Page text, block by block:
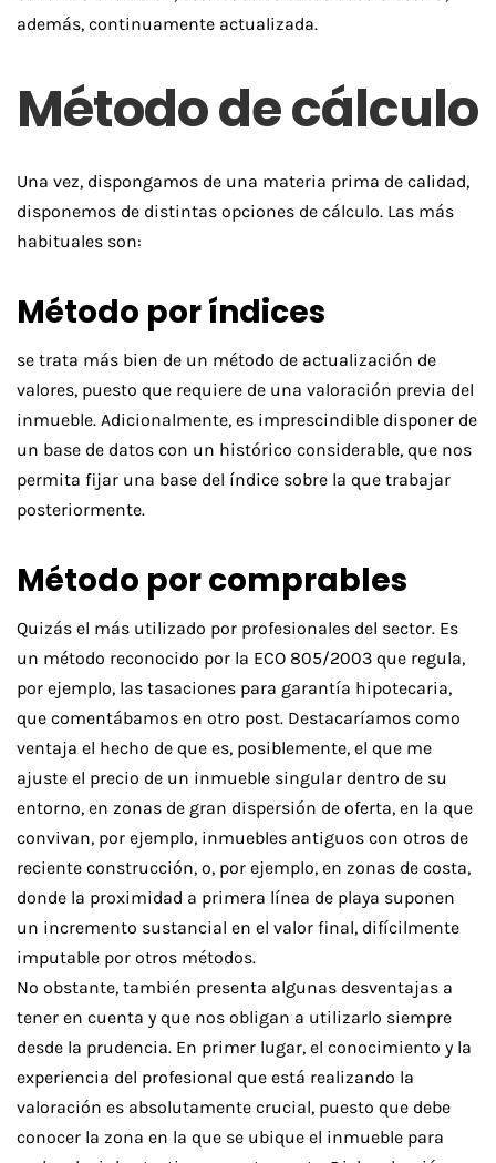
además, continuamente actualizada.
Método de cálculo
Una vez, dispongamos de una materia prima de calidad,
disponemos de distintas opciones de cálculo. Las más
habituales son:
Método por índices
se trata más bien de un método de actualización de
valores, puesto que requiere de una valoración previa del
inmueble. Adicionalmente, es imprescindible disponer de
un base de datos con un histórico considerable, que nos
permita fijar una base del índice sobre la que trabajar
posteriormente.
Método por comprables
Quizás el más utilizado por profesionales del sector. Es
un método reconocido por la ECO 805/2003 que regula,
por ejemplo, las tasaciones para garantía hipotecaria,
que comentábamos en otro post. Destacaríamos como
ventaja el hecho de que es, posiblemente, el que me
ajuste el precio de un inmueble singular dentro de su
entorno, en zonas de gran dispersión de oferta, en la que
convivan, por ejemplo, inmuebles antiguos con otros de
reciente construcción, o, por ejemplo, en zonas de costa,
donde la proximidad a primera línea de playa suponen
un incremento sustancial en el valor final, difícilmente
imputable por otros métodos.
No obstante, también presenta algunas desventajas a
tener en cuenta y que nos obligan a utilizarlo siempre
desde la prudencia. En primer lugar, el conocimiento y la
experiencia del profesional que está realizando la
valoración es absolutamente crucial, puesto que debe
conocer la zona en la que se ubique el inmueble para